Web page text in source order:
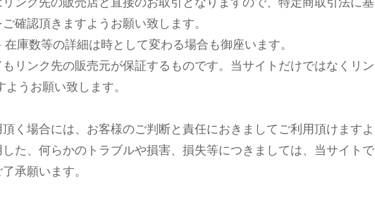
確認頂きますようお願い致します。
庫数等の詳細は時として変わる場合も御座います。
リンク先の販売元が保証するものです。当サイトだけではなくリン
うお願い致します。
く場合には、お客様のご判断と責任におきましてご利用頂けますよ
た、何らかのトラブルや損害、損失等につきましては、当サイトで
承願います。